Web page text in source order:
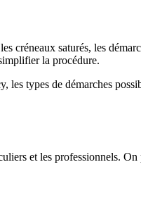
créneaux saturés, les
la procédure.
types de démarches
et les professionnels.